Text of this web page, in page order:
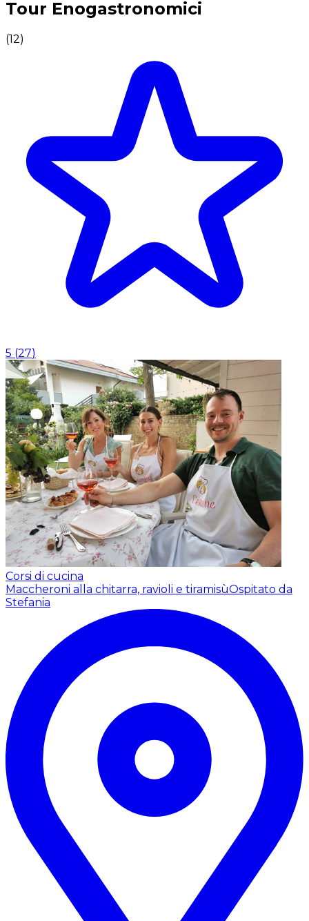
Tour Enogastronomici
(12)
5 (27)
Corsi di cucina
Maccheroni alla chitarra, ravioli e tiramisùOspitato da
Stefania